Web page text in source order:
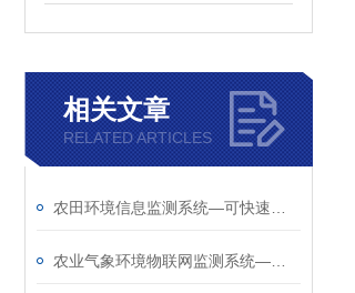
相关文章
RELATED ARTICLES